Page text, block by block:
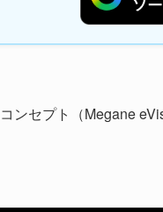
ンセプト（Megane